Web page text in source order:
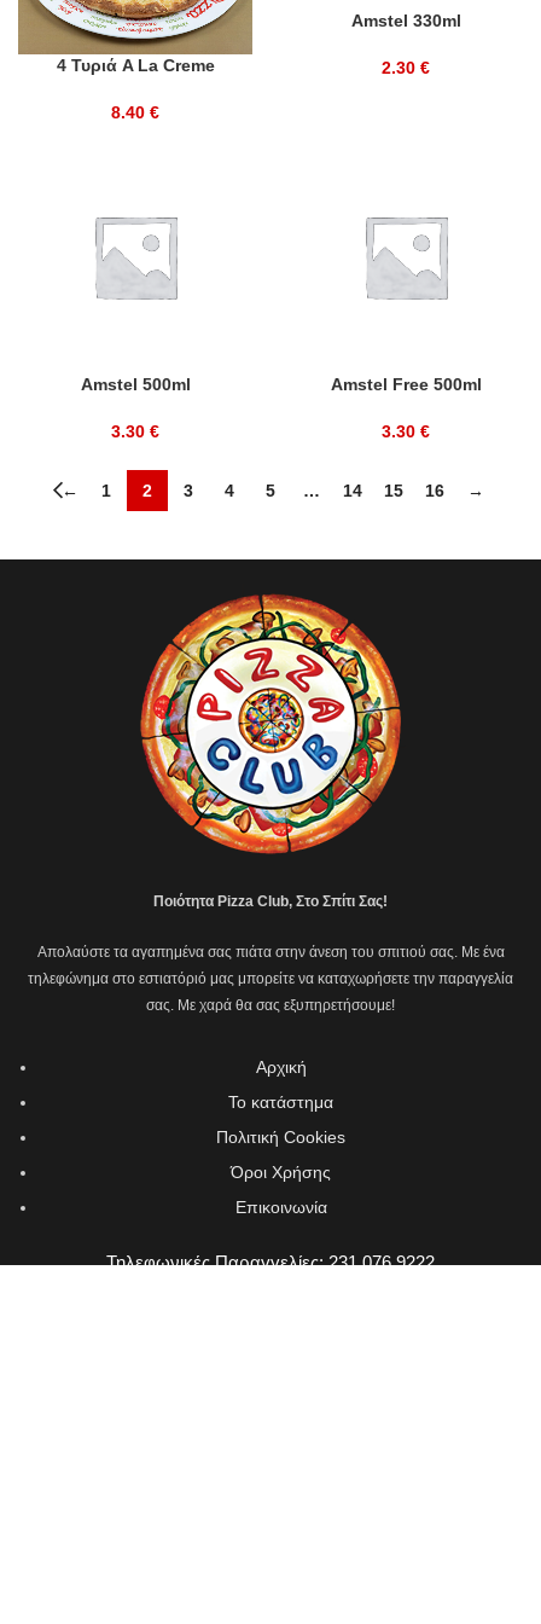
4 Τυριά A La Creme
8.40 €
Amstel 330ml
2.30 €
Amstel 500ml
3.30 €
Amstel Free 500ml
3.30 €
← 1 2 3 4 5 … 14 15 16 →
Ποιότητα Pizza Club, Στο Σπίτι Σας!
Απολαύστε τα αγαπημένα σας πιάτα στην άνεση του σπιτιού σας. Με ένα
τηλεφώνημα στο εστιατόριό μας μπορείτε να καταχωρήσετε την παραγγελία
σας. Με χαρά θα σας εξυπηρετήσουμε!
Αρχική
Το κατάστημα
Πολιτική Cookies
Όροι Χρήσης
Επικοινωνία
Τηλεφωνικές Παραγγελίες: 231 076 9222